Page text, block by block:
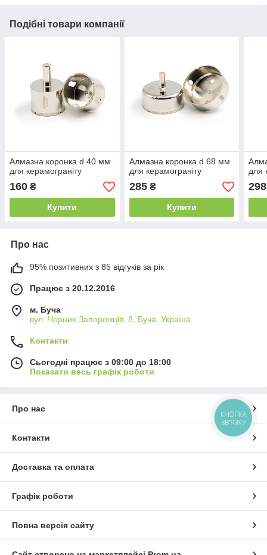
Подібні товари компанії
Алмазна коронка d 40 мм
для керамограніту
160 ₴
Купити
Алмазна коронка d 68 мм
для керамограніту
285₴
Купити
для
298
Про нас
95% позитивних з 85 відгуків за рік
Працює з 20.12.2016
м. Буча
вул. Чорних Запорожців, 8, Буча, Україна
Контакти
Сьогодні працює з 09:00 до 18:00
Показати весь графік роботи
Про нас
Контакти
Доставка та оплата
Графік роботи
Повна версія сайту
КНОПКА
ЗВ'ЯЗКУ